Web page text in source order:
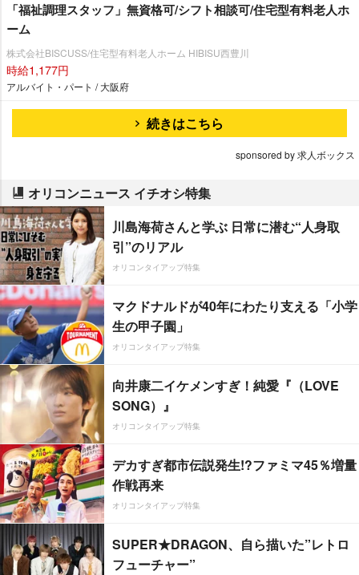
「福祉調理スタッフ」無資格可/シフト相談可/住宅型有料老人ホ
ーム
株式会社BISCUSS/住宅型有料老人ホーム HIBISU西豊川
時給1,177円
アルバイト・パート / 大阪府
続きはこちら
sponsored by 求人ボックス
オリコンニュース イチオシ特集
川島海荷さんと学ぶ 日常に潜む“人身取
引”のリアル
オリコンタイアップ特集
マクドナルドが40年にわたり支える「小学
生の甲子園」
オリコンタイアップ特集
向井康二イケメンすぎ！純愛『（LOVE
SONG）』
オリコンタイアップ特集
デカすぎ都市伝説発生!?ファミマ45％増量
作戦再来
オリコンタイアップ特集
SUPER★DRAGON、自ら描いた”レトロ
フューチャー”